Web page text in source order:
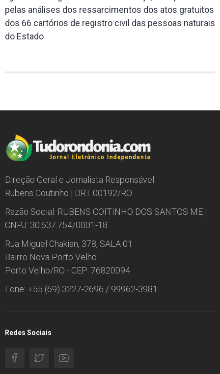
pelas análises dos ressarcimentos dos atos gratuitos
dos 66 cartórios de registro civil das pessoas naturais
do Estado
Direção Geral e Jornalista Responsável
Rubens Coutinho | DRT 00192/RO
Razão Social: RUBENS COITINHO DOS SANTOS ME |
CNPJ: 30.637.754/0001-18
Rua Miguel Chakian, 378, SALA 01
Bairro Nova Porto Velho
Porto Velho/RO - CEP: 76820094
Fone: +55 (69) 3227-2696 / 99962-3981
Redes Sociais